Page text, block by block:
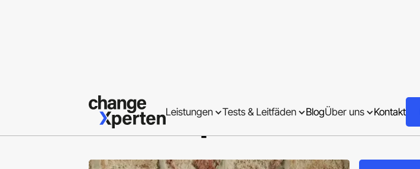
Leistungen Tests & Leitfäden BlogÜber uns Kontakt
Experte
Christoph Gredel